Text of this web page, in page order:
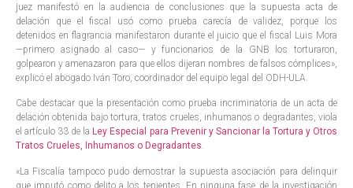
juez manifestó en la audiencia de conclusiones que la supuesta acta de
delación que el fiscal usó como prueba carecía de validez, porque los
detenidos en flagrancia manifestaron durante el juicio que el fiscal Luis Mora
—primero asignado al caso— y funcionarios de la GNB los torturaron,
golpearon y amenazaron para que ellos dijeran nombres de falsos cómplices»,
explicó el abogado Iván Toro, coordinador del equipo legal del ODH-ULA.
Cabe destacar que la presentación como prueba incriminatoria de un acta de
delación obtenida bajo tortura, tratos crueles, inhumanos o degradantes, viola
el artículo 33 de la Ley Especial para Prevenir y Sancionar la Tortura y Otros
Tratos Crueles, Inhumanos o Degradantes.
«La Fiscalía tampoco pudo demostrar la supuesta asociación para delinquir
que imputó como delito a los tenientes. En ninguna fase de la investigación